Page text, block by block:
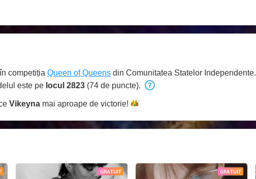
competiția Queen of Queens din Comunitatea Statelor Independente.
este pe locul 2823 (74 de puncte).
Vikeyna mai aproape de victorie!
GRATUIT GRATUIT